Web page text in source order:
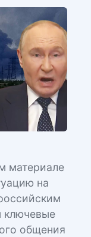
материале
на
ключевые
общения